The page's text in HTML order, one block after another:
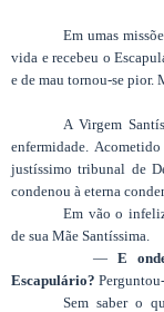
Em umas
vida e recebeu o
e de mau tornou-se pior.
A Virgem
enfermidade.
justíssimo tribunal de
condenou à eterna
Em vão o
de sua Mãe Santíssima.
—E
Escapulário?
Sem saber o